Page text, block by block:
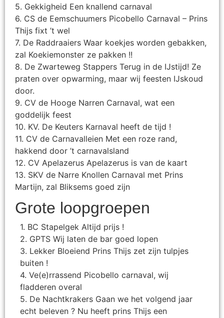
5. Gekkigheid Een knallend carnaval
6. CS de Eemschuumers Picobello Carnaval – Prins
Thijs fixt ’t wel
7. De Raddraaiers Waar koekjes worden gebakken,
zal Koekiemonster ze pakken !!
8. De Zwarteweg Stappers Terug in de IJstijd! Ze
praten over opwarming, maar wij feesten IJskoud
door.
9. CV de Hooge Narren Carnaval, wat een
goddelijk feest
10. KV. De Keuters Karnaval heeft de tijd !
11. CV de Carnavalleien Met een roze rand,
hakkend door ’t carnavalsland
12. CV Apelazerus Apelazerus is van de kaart
13. SKV de Narre Knollen Carnaval met Prins
Martijn, zal Bliksems goed zijn
Grote loopgroepen
1. BC Stapelgek Altijd prijs !
2. GPTS Wij laten de bar goed lopen
3. Lekker Bloeiend Prins Thijs zet zijn tulpjes
buiten !
4. Ve(e)rrassend Picobello carnaval, wij
fladderen overal
5. De Nachtkrakers Gaan we het volgend jaar
echt beleven ? Nu heeft prins Thijs een